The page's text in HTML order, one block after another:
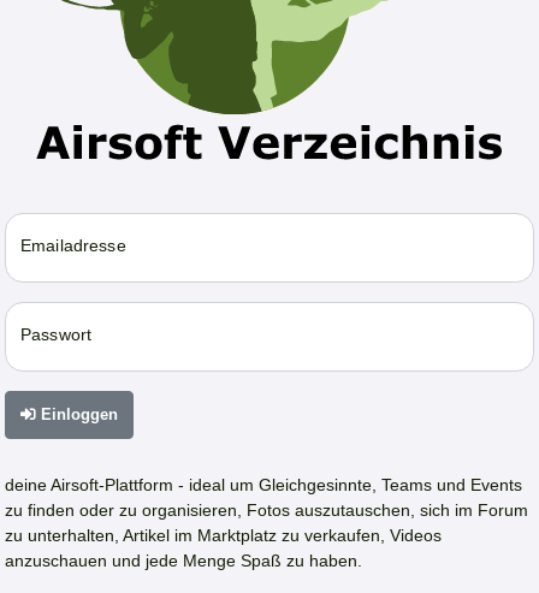
Emailadresse
Passwort
Einloggen
deine Airsoft-Plattform - ideal um Gleichgesinnte, Teams und Events
zu finden oder zu organisieren, Fotos auszutauschen, sich im Forum
zu unterhalten, Artikel im Marktplatz zu verkaufen, Videos
anzuschauen und jede Menge Spaß zu haben.